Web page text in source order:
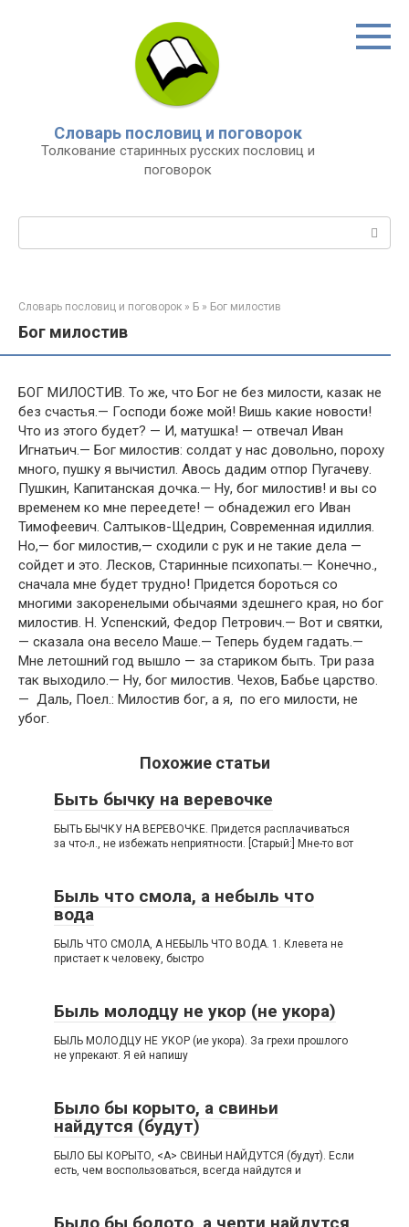
Словарь пословиц и поговорок
Толкование старинных русских пословиц и
поговорок
Словарь пословиц и поговорок » Б » Бог милостив
Бог милостив
БОГ МИЛОСТИВ. То же, что Бог не без милости, казак не
без счастья.— Господи боже мой! Вишь какие новости!
Что из этого будет? — И, матушка! — отвечал Иван
Игнатьич.— Бог милостив: солдат у нас довольно, пороху
много, пушку я вычистил. Авось дадим отпор Пугачеву.
Пушкин, Капитанская дочка.— Ну, бог милостив! и вы со
временем ко мне переедете! — обнадежил его Иван
Тимофеевич. Салтыков-Щедрин, Современная идиллия.
Но,— бог милостив,— сходили с рук и не такие дела —
сойдет и это. Лесков, Старинные психопаты.— Конечно.,
сначала мне будет трудно! Придется бороться со
многими закоренелыми обычаями здешнего края, но бог
милостив. Н. Успенский, Федор Петрович.— Вот и святки,
— сказала она весело Маше.— Теперь будем гадать.—
Мне летошний год вышло — за стариком быть. Три раза
так выходило.— Ну, бог милостив. Чехов, Бабье царство.
— Даль, Поел.: Милостив бог, а я, по его милости, не
убог.
Похожие статьи
Быть бычку на веревочке
БЫТЬ БЫЧКУ НА ВЕРЕВОЧКЕ. Придется расплачиваться
за что-л., не избежать неприятности. [Старый:] Мне-то вот
Быль что смола, а небыль что
вода
БЫЛЬ ЧТО СМОЛА, А НЕБЫЛЬ ЧТО ВОДА. 1. Клевета не
пристает к человеку, быстро
Быль молодцу не укор (не укора)
БЫЛЬ МОЛОДЦУ НЕ УКОР (ие укора). За грехи прошлого
не упрекают. Я ей напишу
Было бы корыто, а свиньи
найдутся (будут)
БЫЛО БЫ КОРЫТО, <А> СВИНЬИ НАЙДУТСЯ (будут). Если
есть, чем воспользоваться, всегда найдутся и